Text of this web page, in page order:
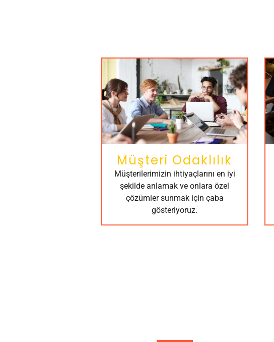
Müşteri Odaklılık
Müşterilerimizin ihtiyaçlarını en iyi
şekilde anlamak ve onlara özel
çözümler sunmak için çaba
gösteriyoruz.